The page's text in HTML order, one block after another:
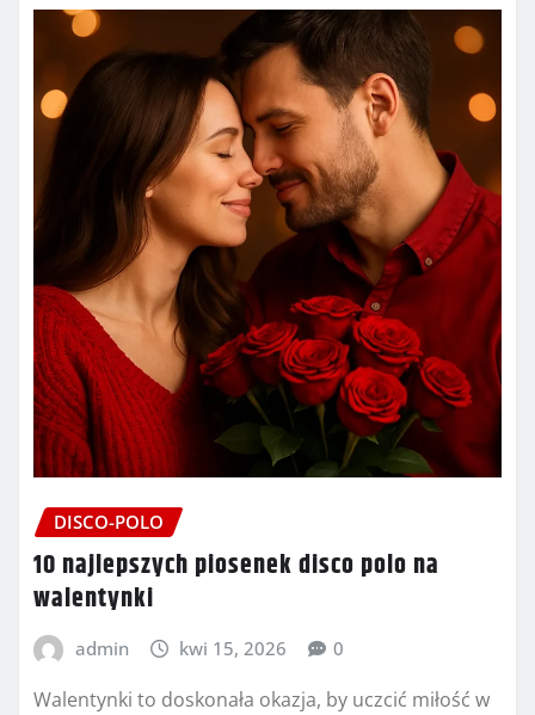
DISCO-POLO
10 najlepszych piosenek disco polo na
walentynki
admin kwi 15, 2026 0
Walentynki to doskonała okazja, by uczcić miłość w